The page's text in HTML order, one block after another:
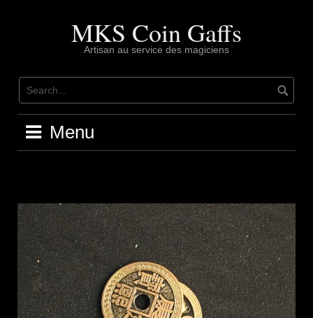
MKS Coin Gaffs
Artisan au service des magiciens
Menu